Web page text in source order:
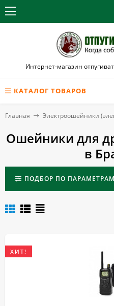
Интернет-магазин
КАТАЛОГ ТОВАРОВ
Главная Электроошейники
Ошейники для
в
ПОДБОР ПО ПАРАМЕТРАМ
ХИТ!